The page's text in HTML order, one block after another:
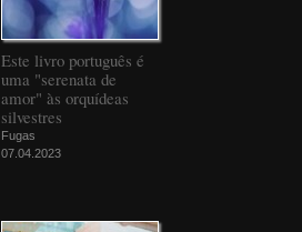
Este livro português é
uma "serenata de
amor" às orquídeas
silvestres
Fugas
07.04.2023